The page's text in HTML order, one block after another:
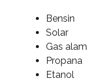
Bensin
Solar
Gas alam
Propana
Etanol